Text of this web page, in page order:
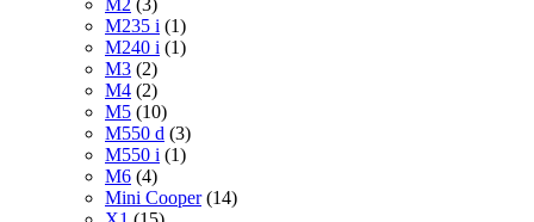
M2 (3)
M235 i (1)
M240 i (1)
M3 (2)
M4 (2)
M5 (10)
M550 d (3)
M550 i (1)
M6 (4)
Mini Cooper (14)